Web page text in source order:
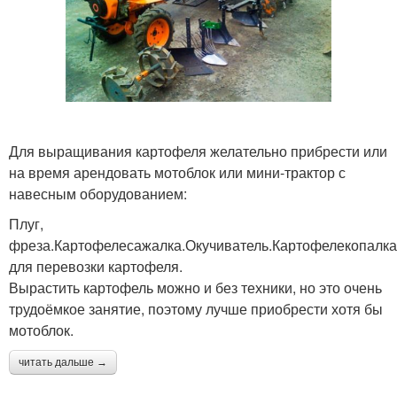
Для выращивания картофеля желательно прибрести или
на время арендовать мотоблок или мини-трактор с
навесным оборудованием:
Плуг,
для перевозки картофеля.
Вырастить картофель можно и без техники, но это очень
трудоёмкое занятие, поэтому лучше приобрести хотя бы
мотоблок.
читать дальше →